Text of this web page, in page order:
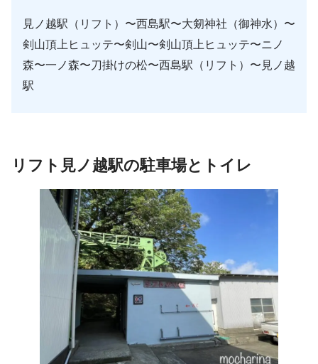
見ノ越駅（リフト）〜西島駅〜大剱神社（御神水）〜
剣山頂上ヒュッテ〜剣山〜剣山頂上ヒュッテ〜ニノ
森〜一ノ森〜刀掛けの松〜西島駅（リフト）〜見ノ越
駅
リフト見ノ越駅の駐車場とトイレ